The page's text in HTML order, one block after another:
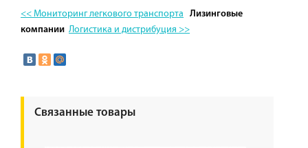
<< Мониторинг легкового транспорта
Лизинговые
компании Логистика и дистрибуция >>
Связанные товары